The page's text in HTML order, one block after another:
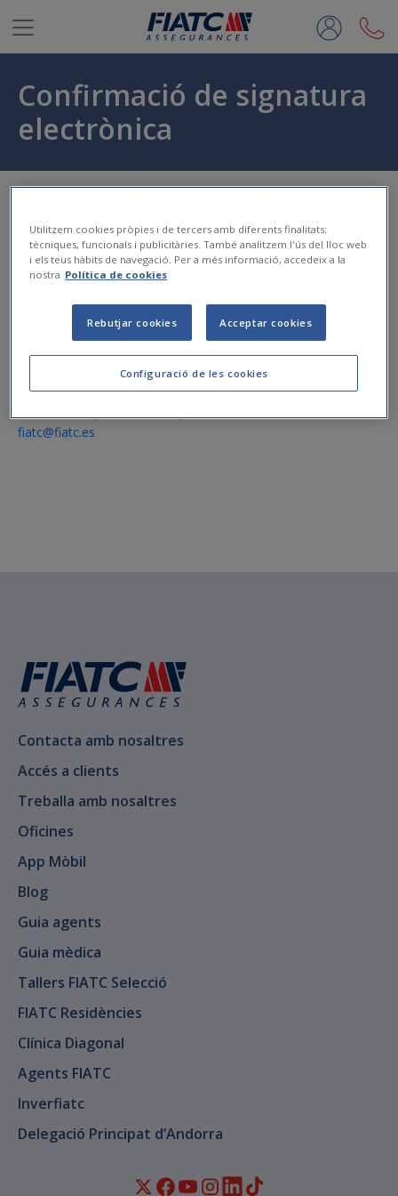
Salta al contingut principal
Confirmació de signatura
electrònica
correctament.
Atenció al Client
Dilluns a divendres de 8h a 20h.
fiatc@fiatc.es
Contacta amb nosaltres
Accés a clients
Treballa amb nosaltres
Oficines
App Mòbil
Blog
Guia agents
Guia mèdica
Tallers FIATC Selecció
FIATC Residències
Clínica Diagonal
Agents FIATC
Inverfiatc
Delegació Principat d’Andorra
Utilitzem cookies pròpies i de tercers amb diferents finalitats:
tècniques, funcionals i publicitàries. També analitzem l'ús del lloc web
i els teus hàbits de navegació. Per a més informació, accedeix a la
nostra Política de cookies
Configuració de les cookies
Rebutjar cookies Acceptar cookies